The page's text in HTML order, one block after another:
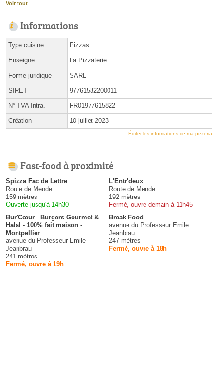
Voir tout
Informations
Type cuisine Pizzas
Enseigne La Pizzaterie
Forme juridique SARL
SIRET 97761582200011
N° TVA Intra. FR01977615822
Création 10 juillet 2023
Éditer les informations de ma pizzeria
Fast-food à proximité
Spizza Fac de Lettre
Route de Mende
159 mètres
Ouverte jusqu'à 14h30
L'Entr'deux
Route de Mende
192 mètres
Fermé, ouvre demain à 11h45
Bur'Cœur - Burgers Gourmet &
Halal - 100% fait maison -
Montpellier
avenue du Professeur Emile
Jeanbrau
241 mètres
Fermé, ouvre à 19h
Break Food
avenue du Professeur Emile
Jeanbrau
247 mètres
Fermé, ouvre à 18h